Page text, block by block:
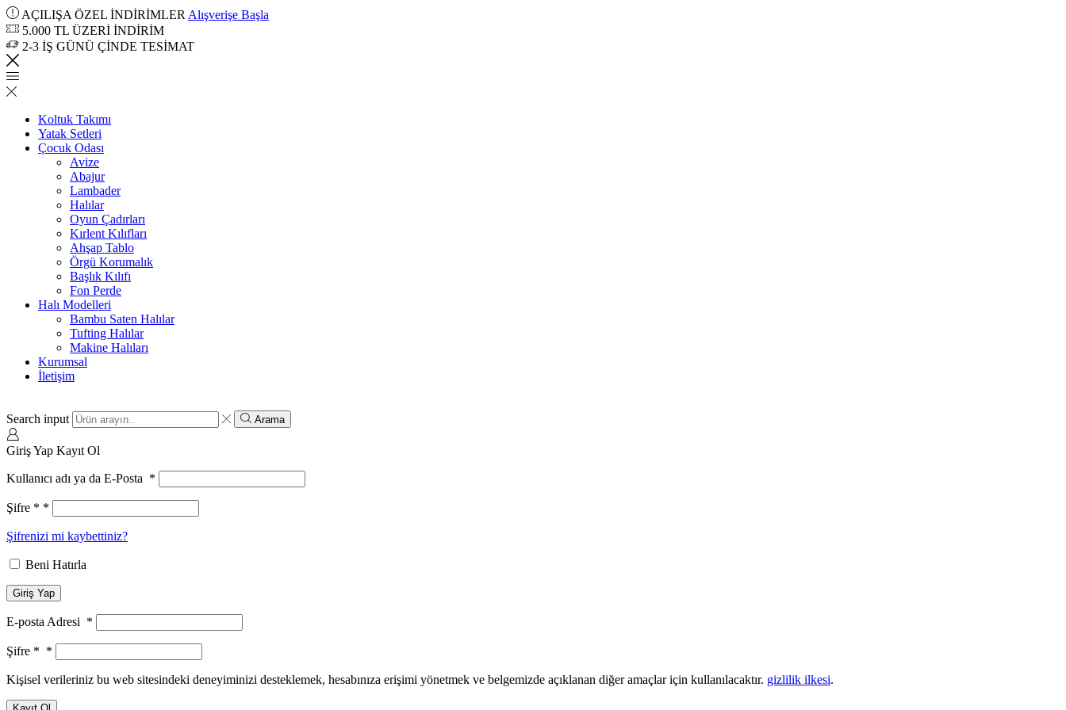
AÇILIŞA ÖZEL İNDİRİMLER Alışverişe Başla
5.000 TL ÜZERİ İNDİRİM
2-3 İŞ GÜNÜ ÇİNDE TESİMAT
Koltuk Takımı
Yatak Setleri
Çocuk Odası
Avize
Abajur
Lambader
Halılar
Oyun Çadırları
Kırlent Kılıfları
Ahşap Tablo
Örgü Korumalık
Başlık Kılıfı
Fon Perde
Halı Modelleri
Bambu Saten Halılar
Tufting Halılar
Makine Halıları
Kurumsal
İletişim
Search input Arama
Giriş Yap Kayıt Ol
Kullanıcı adı ya da E-Posta *
Şifre * *
Şifrenizi mi kaybettiniz?
Beni Hatırla
Giriş Yap
E-posta Adresi *
Şifre * *
Kişisel verileriniz bu web sitesindeki deneyiminizi desteklemek, hesabınıza erişimi yönetmek ve belgemizde açıklanan diğer amaçlar için kullanılacaktır. gizlilik ilkesi.